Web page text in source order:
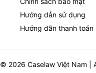
Hướng dẫn sử dụng
Hướng dẫn thanh toán
© 2026 Caselaw Việt Nam |